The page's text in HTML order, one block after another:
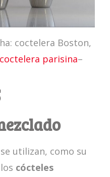
coctelera Boston,
coctelera parisina–
utilizan, como su
cócteles